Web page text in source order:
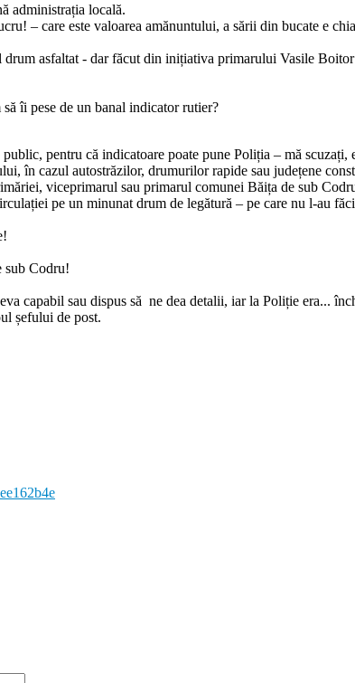
administrația locală.
– care este valoarea amănuntului, a sării din bucate e
asfaltat - dar făcut din inițiativa primarului Vasile
îi pese de un banal indicator rutier?
pentru că indicatoare poate pune Poliția – mă
în cazul autostrăzilor, drumurilor rapide sau județene
viceprimarul sau primarul comunei Băița de sub
pe un minunat drum de legătură – pe care nu l-au
sub Codru!
capabil sau dispus să ne dea detalii, iar la Poliție era...
șefului de post.